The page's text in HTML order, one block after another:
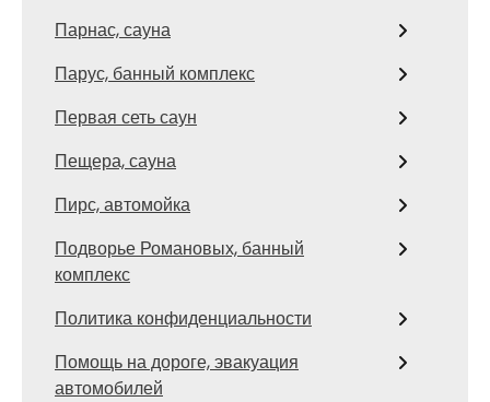
Парнас, сауна
Парус, банный комплекс
Первая сеть саун
Пещера, сауна
Пирс, автомойка
Подворье Романовых, банный
комплекс
Политика конфиденциальности
Помощь на дороге, эвакуация
автомобилей